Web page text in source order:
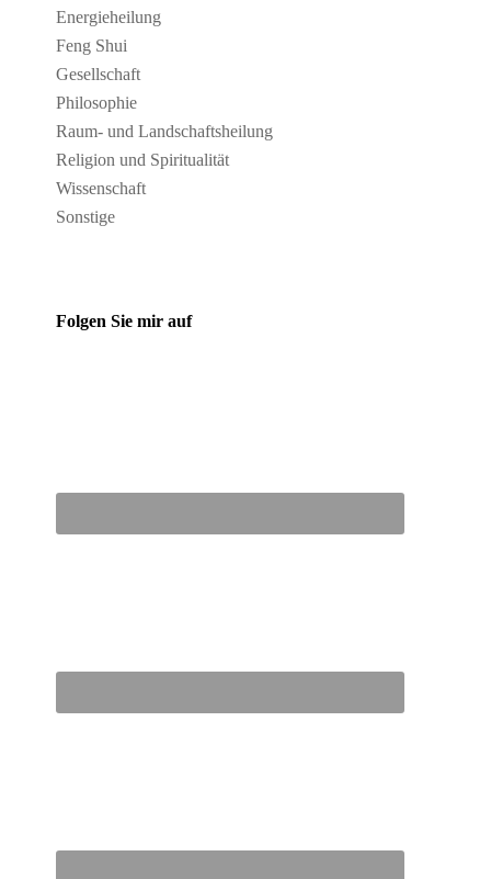
Energieheilung
Feng Shui
Gesellschaft
Philosophie
Raum- und Landschaftsheilung
Religion und Spiritualität
Wissenschaft
Sonstige
Folgen Sie mir auf